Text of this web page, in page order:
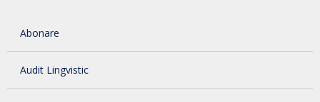
Abonare
Audit Lingvistic